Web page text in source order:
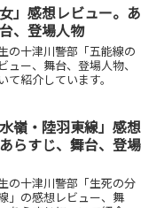
」感想レビュー。あ
、登場人物
の十津川警部「五能線の
ュー、舞台、登場人物、
て紹介しています。
嶺・陸羽東線」感想
らすじ、舞台、登場
の十津川警部「生死の分
」の感想レビュー、舞